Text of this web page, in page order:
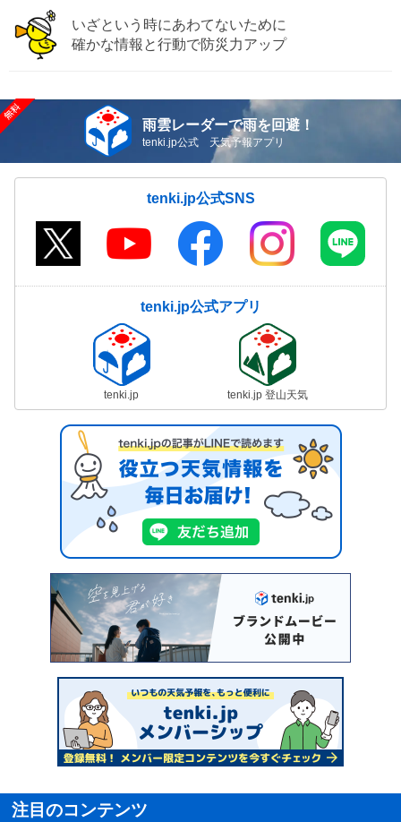
いざという時にあわてないために
確かな情報と行動で防災力アップ
雨雲レーダーで雨を回避！
tenki.jp公式 天気予報アプリ
tenki.jp公式SNS
tenki.jp公式アプリ
tenki.jp tenki.jp 登山天気
注目のコンテンツ